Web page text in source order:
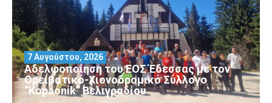
Αδελφοποίηση του ΕΟΣ Έδεσσας με τον
Ορειβατικό-Χιονοδρομικό Σύλλογο
“Kopaonik” Βελιγραδίου
7 Αυγούστου, 2026